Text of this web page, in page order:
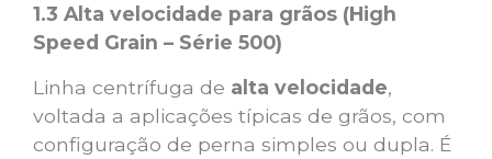
1.3 Alta velocidade para grãos (High
Speed Grain – Série 500)
Linha centrífuga de alta velocidade,
voltada a aplicações típicas de grãos, com
configuração de perna simples ou dupla. É